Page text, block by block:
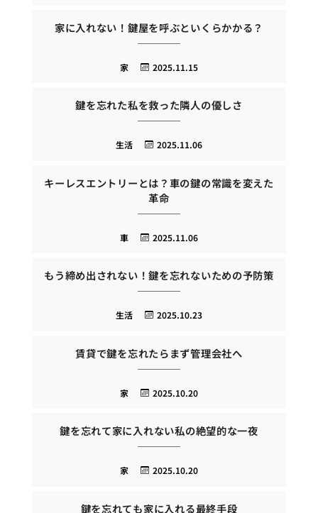
家に入れない！鍵屋を呼ぶといくらかかる？
2025.11.15
家
鍵を忘れた私を救った隣人の優しさ
2025.11.06
生活
キーレスエントリーとは？車の鍵の常識を変えた
革命
2025.11.06
車
もう締め出されない！鍵を忘れないための予防策
2025.10.23
生活
賃貸で鍵を忘れたらまず管理会社へ
2025.10.20
家
鍵を忘れて家に入れない私の絶望的な一夜
2025.10.20
家
鍵を忘れても家に入れる最終手段